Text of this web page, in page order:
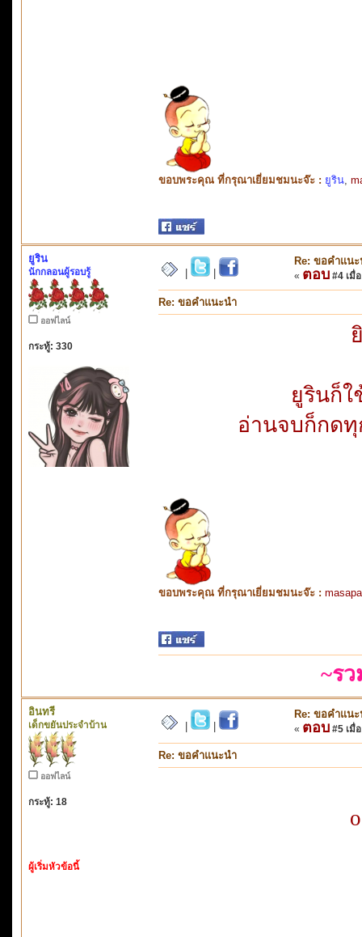
ขอบพระคุณ ที่กรุณาเยี่ยมชมนะจ๊ะ : ยูริน
ยูริน
นักกลอนผู้รอบรู้
ออฟไลน์
กระทู้: 330
Re: ขอคำแนะ
« ตอบ #4 เมื่
Re: ขอคำแนะนำ
ยูรินก็ใ
อ่านจบก็กด
ขอบพระคุณ ที่กรุณาเยี่ยมชมนะจ๊ะ :
~ร
อินทรี
เด็กขยันประจำบ้าน
ออฟไลน์
กระทู้: 18
ผู้เริ่มหัวข้อนี้
Re: ขอคำแนะ
« ตอบ #5 เมื่
Re: ขอคำแนะนำ